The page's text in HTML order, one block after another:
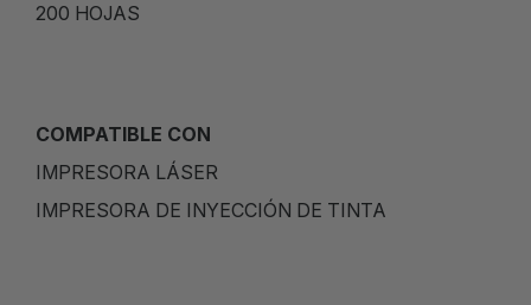
200 HOJAS
COMPATIBLE CON
IMPRESORA LÁSER
IMPRESORA DE INYECCIÓN DE TINTA